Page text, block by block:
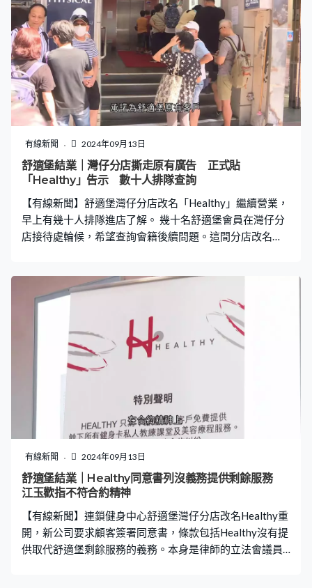
用。 選委會界別江玉歡：「未用到的月費，一定要掛於信
託戶口，都是在銀行。完結該月份，商戶可以從戶口取得
應得月費。（逐個月取？）沒錯。餘下11個月，假設收取
12個月費用，於於信託戶口。萬一有任何事發生，最少錢
都在信託戶口中，消費者便可以安全取回。」 零售界議員
邵家輝質疑，設信託戶口可能影響商戶資金鏈，認為保險
制度可能更有效保障消費者。 批發及零售界（自由黨）邵
家輝：「假設全部給予公司，給了它後，最後萬一有事，
錢已給了它，所以這應該是保險制度。所以倒過來說，可
能大家要湊合一份保險。這份保險可能到最後誰有問題，
可能保險可以付款。誰湊合保險？可能是這班持份者夾保
有線新聞 2024年09月13日
舒適堡結業｜灣仔分店撕走原有廣告 正式貼
「Healthy」告示 數十人排隊查詢
【有線新聞】舒適堡灣仔分店改名「Healthy」繼續營業，
早上有幾十人排隊進店了解。 幾十名舒適堡會員在灣仔分
店接待處輪候，希望查詢會籍後續問題。這間分店改名
美容服務。會員要親臨灣仔分店辦理手續，不設限期。又
說正跟業主磋商，爭取盡量原址營運。舒適堡原有在大廈
的外牆廣告亦有人撕走再用白紙覆蓋。
有線新聞 2024年09月13日
舒適堡結業｜Healthy同意書列沒義務提供剩餘服務
江玉歡指不符合約精神
【有線新聞】連鎖健身中心舒適堡灣仔分店改名Healthy重
開，新公司要求顧客簽署同意書，條款包括Healthy沒有提
供取代舒適堡剩餘服務的義務。本身是律師的立法會議員